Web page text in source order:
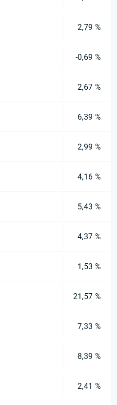
2,79 %
-0,69 %
2,67 %
6,39 %
2,99 %
4,16 %
5,43 %
4,37 %
1,53 %
21,57 %
7,33 %
8,39 %
2,41 %